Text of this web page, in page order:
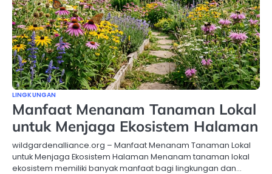
LINGKUNGAN
Manfaat Menanam Tanaman Lokal
untuk Menjaga Ekosistem Halaman
wildgardenalliance.org – Manfaat Menanam Tanaman Lokal
untuk Menjaga Ekosistem Halaman Menanam tanaman lokal
ekosistem memiliki banyak manfaat bagi lingkungan dan…